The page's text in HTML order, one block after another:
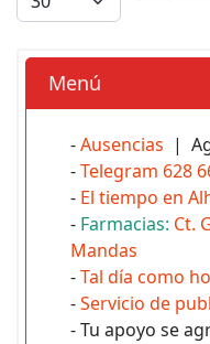
Menú
-Ausencias |
-Telegram 628
- El tiempo en
- Farmacias: Ct.
Mandas
-Tal día como
-Servicio de
- Tu apoyo se